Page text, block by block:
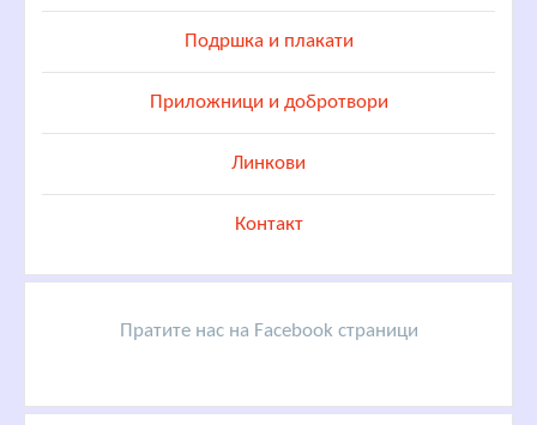
Подршка и плакати
Приложници и добротвори
Линкови
Контакт
Пратите нас на Facebook страници